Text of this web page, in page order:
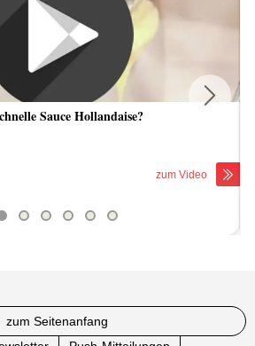
Sauce Hollandaise?
zum Video
zum Seitenanfang